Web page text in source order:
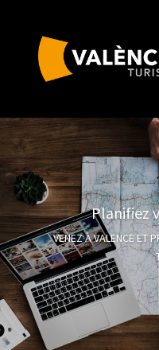
Planifiez
VENEZ À VALENCE ET